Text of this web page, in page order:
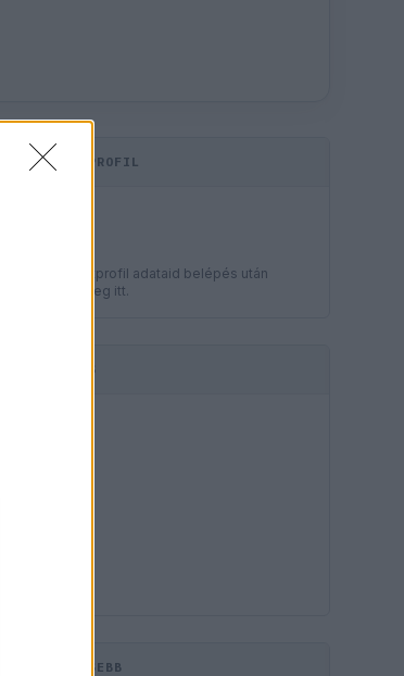
KOMMENTPROFIL
A kommentprofil adataid belépés után
jelennek meg itt.
HIRDETÉS
LEGFRISSEBB